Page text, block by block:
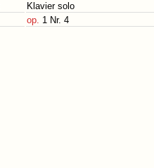
Klavier solo
op. 1 Nr. 4